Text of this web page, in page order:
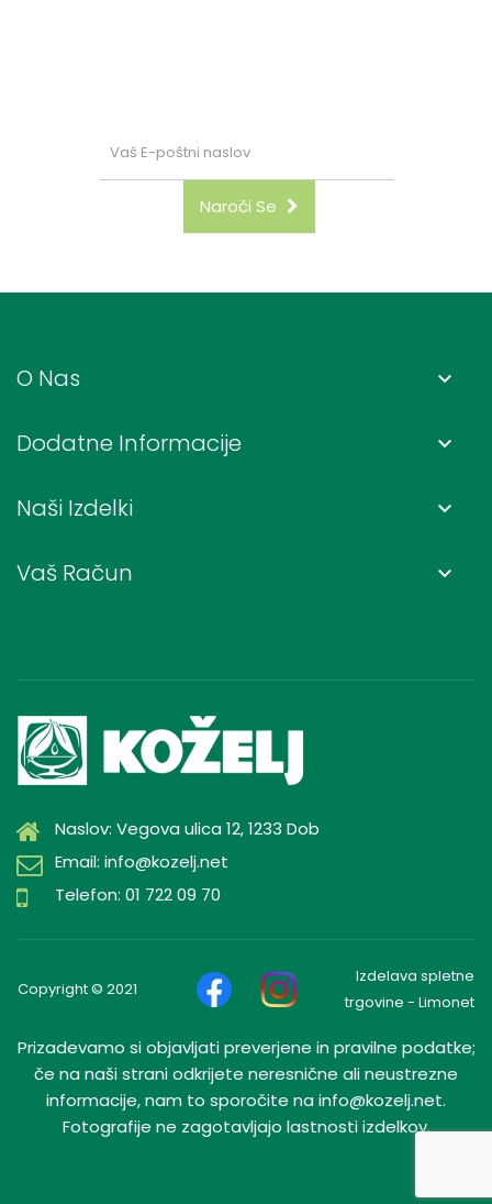
Naroči Se
O Nas keyboard_arrow_down
Dodatne Informacije keyboard_arrow_down
Naši Izdelki keyboard_arrow_down
Vaš Račun keyboard_arrow_down
Naslov: Vegova ulica 12, 1233 Dob
Email: info@kozelj.net
Telefon: 01 722 09 70
Copyright © 2021
Izdelava spletne
trgovine - Limonet
Prizadevamo si objavljati preverjene in pravilne podatke;
če na naši strani odkrijete neresnične ali neustrezne
informacije, nam to sporočite na info@kozelj.net.
Fotografije ne zagotavljajo lastnosti izdelkov.